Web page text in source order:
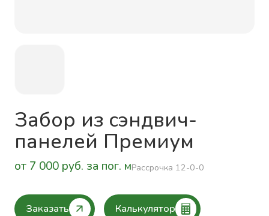
Забор из сэндвич-
панелей Премиум
от 7 000 руб. за пог. мРассрочка 12-0-0
Заказать Калькулятор